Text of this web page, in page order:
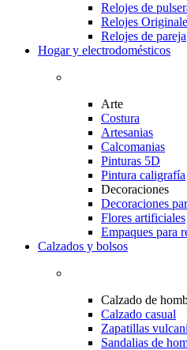
Relojes de
Relojes
Relojes de pareja
Hogar y electrodomésticos
Arte
Costura
Artesanias
Calcomanias
Pinturas 5D
Pintura caligrafía
Decoraciones
Decoraciones
Flores artificiales
Empaques para
Calzados y bolsos
Calzado de
Calzado casual
Zapatillas
Sandalias de